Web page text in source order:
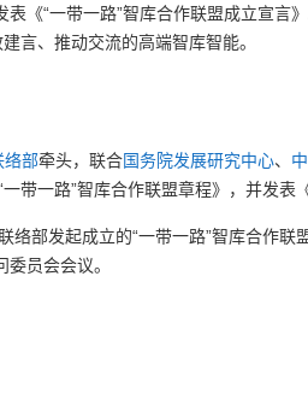
表《“一带一路”智库合作联盟成立宣
言、推动交流的高端智库智能。
络部牵头，联合国务院发展研究中心、
带一路”智库合作联盟章程》，并发表
部发起成立的“一带一路”智库合作联
员会会议。